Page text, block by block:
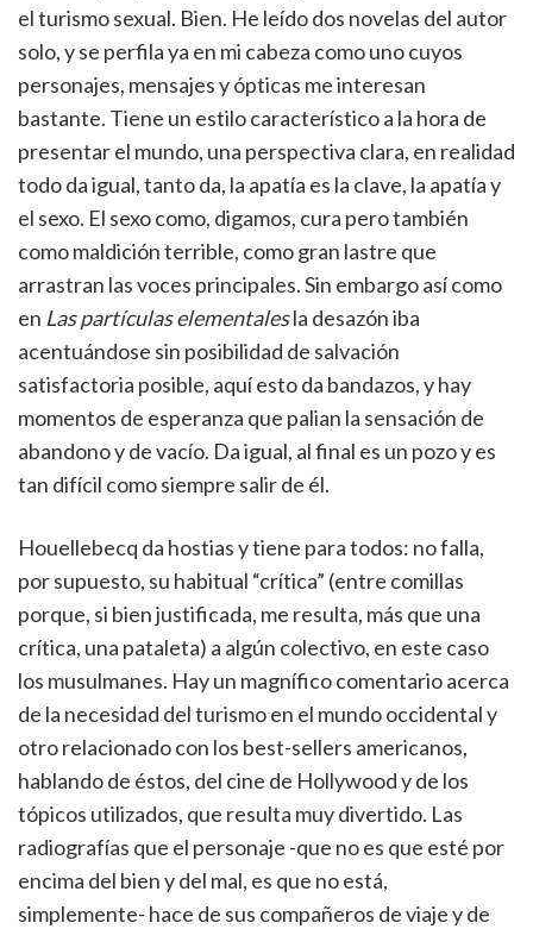
el turismo sexual. Bien. He leído dos novelas del autor
solo, y se perfila ya en mi cabeza como uno cuyos
personajes, mensajes y ópticas me interesan
bastante. Tiene un estilo característico a la hora de
presentar el mundo, una perspectiva clara, en realidad
todo da igual, tanto da, la apatía es la clave, la apatía y
el sexo. El sexo como, digamos, cura pero también
como maldición terrible, como gran lastre que
arrastran las voces principales. Sin embargo así como
en Las partículas elementalesla desazón iba
acentuándose sin posibilidad de salvación
satisfactoria posible, aquí esto da bandazos, y hay
momentos de esperanza que palian la sensación de
abandono y de vacío. Da igual, al final es un pozo y es
tan difícil como siempre salir de él.
Houellebecq da hostias y tiene para todos: no falla,
por supuesto, su habitual “crítica” (entre comillas
porque, si bien justificada, me resulta, más que una
crítica, una pataleta) a algún colectivo, en este caso
los musulmanes. Hay un magnífico comentario acerca
de la necesidad del turismo en el mundo occidental y
otro relacionado con los best-sellers americanos,
hablando de éstos, del cine de Hollywood y de los
tópicos utilizados, que resulta muy divertido. Las
radiografías que el personaje -que no es que esté por
encima del bien y del mal, es que no está,
simplemente- hace de sus compañeros de viaje y de